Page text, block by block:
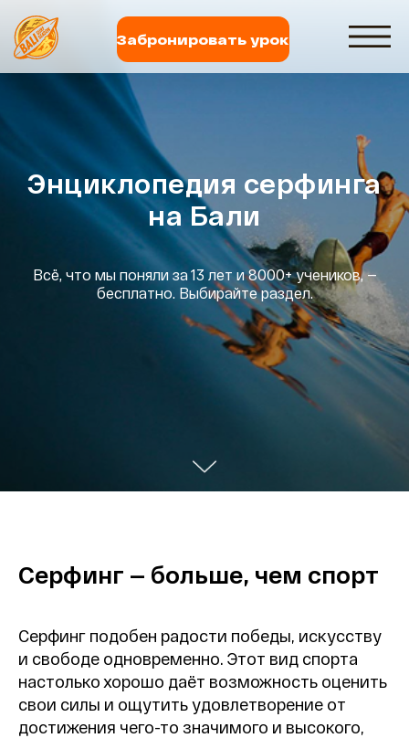
Забронировать урок
Энциклопедия серфинга
на Бали
Всё, что мы поняли за 13 лет и 8000+ учеников, —
бесплатно. Выбирайте раздел.
Серфинг — больше, чем спорт
Серфинг подобен радости победы, искусству
и свободе одновременно. Этот вид спорта
настолько хорошо даёт возможность оценить
свои силы и ощутить удовлетворение от
достижения чего-то значимого и высокого,